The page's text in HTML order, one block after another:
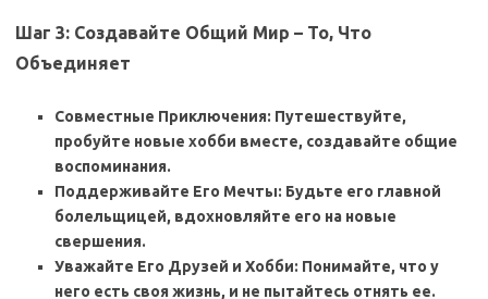
Шаг 3: Создавайте Общий Мир – То, Что
Объединяет
Совместные Приключения: Путешествуйте,
пробуйте новые хобби вместе, создавайте общие
воспоминания.
Поддерживайте Его Мечты: Будьте его главной
болельщицей, вдохновляйте его на новые
свершения.
Уважайте Его Друзей и Хобби: Понимайте, что у
него есть своя жизнь, и не пытайтесь отнять ее.